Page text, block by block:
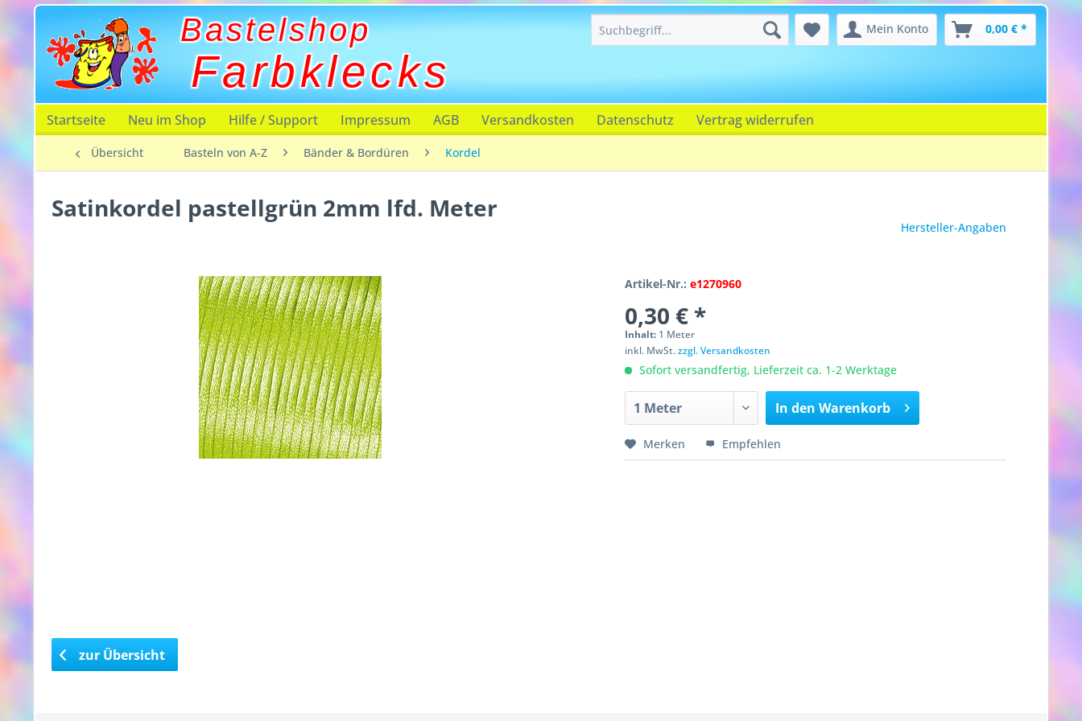
Bastelshop
Farbklecks
Mein Konto 0,00 € *
Startseite Neu im Shop Hilfe / Support Impressum AGB Versandkosten Datenschutz Vertrag widerrufen
Übersicht Basteln von A-Z Bänder & Bordüren Kordel
Satinkordel pastellgrün 2mm lfd. Meter
Hersteller-Angaben
Artikel-Nr.: e1270960
0,30 € *
Inhalt: 1 Meter
inkl. MwSt.zzgl. Versandkosten
Sofort versandfertig, Lieferzeit ca. 1-2 Werktage
In den Warenkorb
Merken Empfehlen
zur Übersicht